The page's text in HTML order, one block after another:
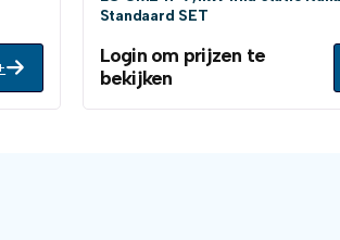
Standaard SET
Login om prijzen te
bekijken